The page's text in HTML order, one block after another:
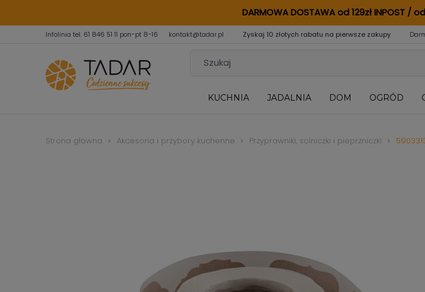
DARMOWA DOSTAWA od 129zł INPOST /
Infolinia tel. 61 846 51 11 pon-pt 8-16 kontakt@tadar.pl Zyskaj 10 złotych rabatu na pierwsze zakupy
KUCHNIA JADALNIA DOM OGRÓD
Strona główna Akcesoria i przybory kuchenne Przyprawniki, solniczki i pieprzniczki